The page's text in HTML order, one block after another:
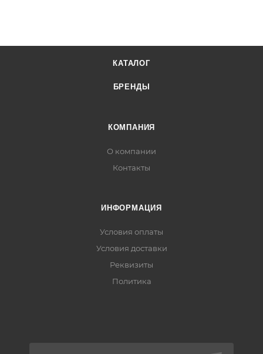
КАТАЛОГ
БРЕНДЫ
КОМПАНИЯ
О компании
Контакты
ИНФОРМАЦИЯ
Условия оплаты
Условия доставки
Реквизиты
Политика